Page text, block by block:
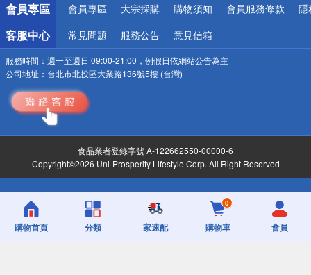
會員專區 會員專區 大宗採購 購物須知 會員服務條款 隱
客服中心 常見問題 服務公告 意見信箱
服務時間： 週一至週日 09:00-21:00，例假日依網站公告為主
公司地址： 台北市北投區大業路136號5樓 (台灣)
食品業者登錄字號 A-122662550-00000-6
Copyright©2026 Uni-Prosperity Lifestyle Corp. All Right Reserved
購物首頁 分類 家速配
0
購物車 會員